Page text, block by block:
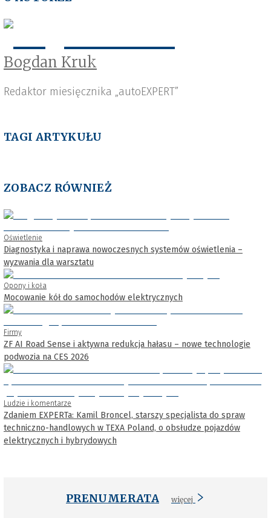
Bogdan Kruk
Redaktor miesięcznika „autoEXPERT”
TAGI ARTYKUŁU
ZOBACZ RÓWNIEŻ
Oświetlenie
Diagnostyka i naprawa nowoczesnych systemów oświetlenia –
wyzwania dla warsztatu
Opony i koła
Mocowanie kół do samochodów elektrycznych
Firmy
ZF AI Road Sense i aktywna redukcja hałasu – nowe technologie
podwozia na CES 2026
Ludzie i komentarze
Zdaniem EXPERTa: Kamil Broncel, starszy specjalista do spraw
techniczno-handlowych w TEXA Poland, o obsłudze pojazdów
elektrycznych i hybrydowych
PRENUMERATA więcej